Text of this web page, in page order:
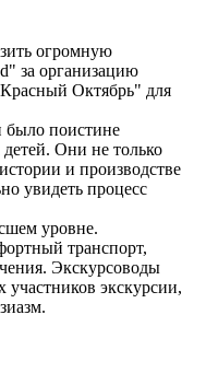
огромную
за организацию
Октябрь" для
было поистине
Они не только
и производстве
увидеть процесс
уровне.
транспорт,
Экскурсоводы
участников экскурсии,